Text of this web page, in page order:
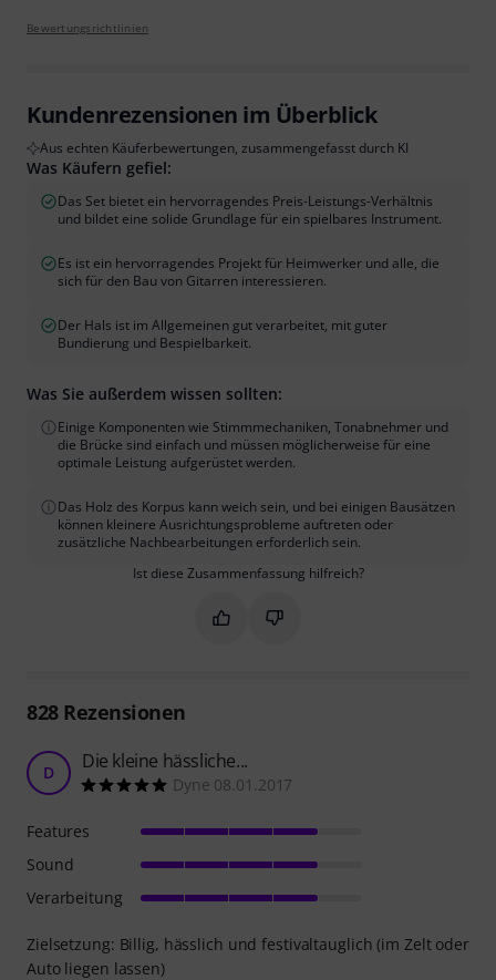
Bewertungsrichtlinien
Kundenrezensionen im Überblick
Aus echten Käuferbewertungen, zusammengefasst durch KI
Was Käufern gefiel:
Das Set bietet ein hervorragendes Preis-Leistungs-Verhältnis
und bildet eine solide Grundlage für ein spielbares Instrument.
Es ist ein hervorragendes Projekt für Heimwerker und alle, die
sich für den Bau von Gitarren interessieren.
Der Hals ist im Allgemeinen gut verarbeitet, mit guter
Bundierung und Bespielbarkeit.
Was Sie außerdem wissen sollten:
Einige Komponenten wie Stimmmechaniken, Tonabnehmer und
die Brücke sind einfach und müssen möglicherweise für eine
optimale Leistung aufgerüstet werden.
Das Holz des Korpus kann weich sein, und bei einigen Bausätzen
können kleinere Ausrichtungsprobleme auftreten oder
zusätzliche Nachbearbeitungen erforderlich sein.
Ist diese Zusammenfassung hilfreich?
Markieren Sie diese
Markieren Sie diese
828Rezensionen
D Die kleine hässliche...
Dyne 08.01.2017
Zielsetzung: Billig, hässlich und festivaltauglich (im Zelt oder
Auto liegen lassen)
Features
Sound
Verarbeitung